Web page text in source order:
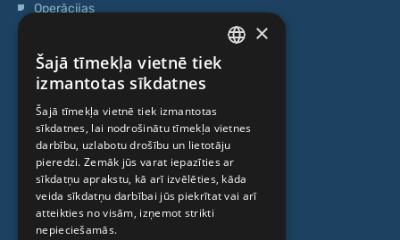
Operācijas
Anti-age speciālista konsultācija
Ambulatorais centrs
Cilmes šūnu centrs
PAR MUMS
Kas mēs esam
LATVIAN
RUSSIAN
LITHUANIAN
NORWEGIAN
×
Šajā tīmekļa vietnē tiek
izmantotas sīkdatnes
Šajā tīmekļa vietnē tiek izmantotas
sīkdatnes, lai nodrošinātu tīmekļa vietnes
darbību, uzlabotu drošību un lietotāju
pieredzi. Zemāk jūs varat iepazīties ar
sīkdatņu aprakstu, kā arī izvēlēties, kāda
veida sīkdatņu darbībai jūs piekrītat vai arī
atteikties no visām, izņemot strikti
nepieciešamās.